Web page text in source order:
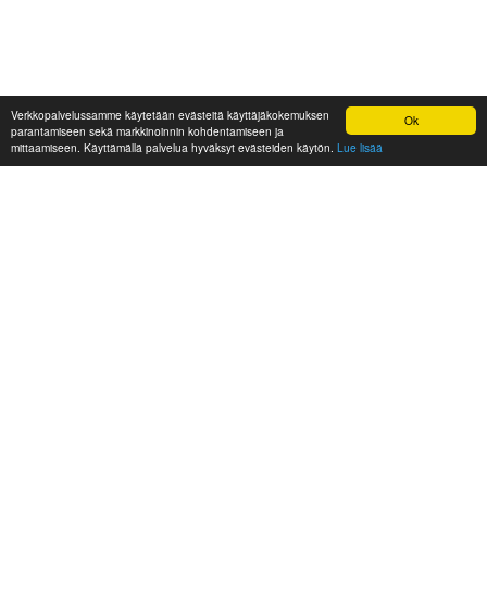
Ok
Verkkopalvelussamme käytetään evästeitä käyttäjäkokemuksen
parantamiseen sekä markkinoinnin kohdentamiseen ja
mittaamiseen. Käyttämällä palvelua hyväksyt evästeiden käytön. Lue lisää